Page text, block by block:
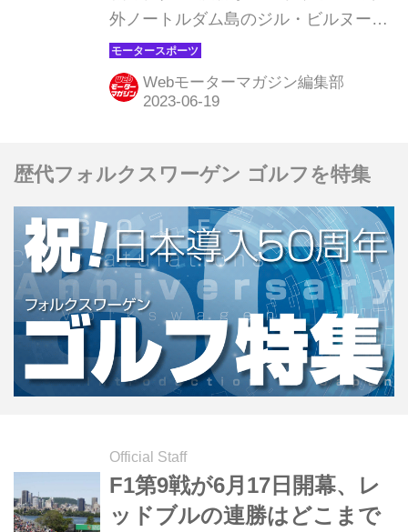
外ノートルダム島のジル・ビルヌー
ブ・サーキットで開催され、レッドブ
ルのマックス・フェルスタッペンが優
勝。2位にはアストンマーティンのフ
た。角田裕毅（アルファタウリ）は14
位に終わり、ポイント獲得ならなかっ
た。
Webモーターマガジン編集部
歴代フォルクスワーゲン ゴルフを特集
Official Staff
F1第9戦が6月17日開幕、レ
ッドブルの連勝はどこまで